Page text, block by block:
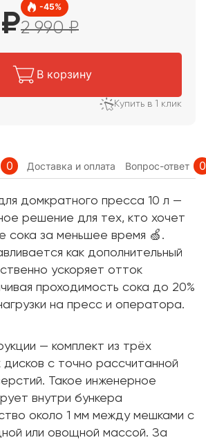
₽
-45%
2 990₽
В корзину
Купить в 1 клик
0 Доставка и оплата Вопрос-ответ 0
домкратного пресса 10 л —
решение для тех, кто хочет
сока за меньшее время 🍏.
как дополнительный
ускоряет отток
проходимость сока до 20%
на пресс и оператора.
— комплект из трёх
дисков с точно рассчитанной
Такое инженерное
внутри бункера
около 1 мм между мешками с
или овощной массой. За